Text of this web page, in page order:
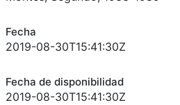
Fecha
2019-08-30T15:41:30Z
Fecha de disponibilidad
2019-08-30T15:41:30Z